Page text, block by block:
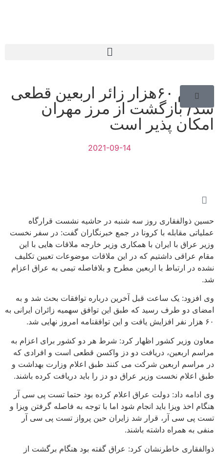
اعزام ۶۰هزار زائر اربعین قطعی
شد/ بازگشت از مرز مهران
امکان پذیر است
2021-09-14
حسین ذوالفقاری روز سه شنبه در حاشیه نشست قرارگاه
عملیاتی مقابله با کرونا در جمع خبرنگاران گفت: در سفر نخست
وزیر عراق با ایران با همکاری وزیر خارجه ملاقات هایی با این
مقام عراقی داشتیم که در این ملاقات موضوعات تعیین تکلیف
نشده در ارتباط با اربعین مطرح و بلافاصله تیمی به عراق اعزام
شد.
وی افزود: یک ساعت قبل آخرین درباره توافقات بحث شد و به
امضای دو طرف رسید که طبق این توافق سهمیه زائران ایرانی به
۶۰ هزار نفر افزایش یافت و این توافقنامه امروز نهایی شد.
معاون وزیر کشور اظهار کرد: شرط هر دو کشور برای اعزام به
مراسم اربعین، دریافت دو دز واکسن قطعی است و افرادی که
در مراسم اربعین شرکت می کنند طبق اعلام وزارت بهداشت و
طبق اعلام نخست وزیر عراق دو دز را باید دریافت کرده باشند.
وی ادامه داد: دولت عراق اعلام کرده بود حتما تست پی سی آر
هنگام اخذ ویزا باید انجام شود اما با توجه به فاصله گرفتن ویزا و
تست پی سی آر، قرار شد زایران حین پرواز تست پی سی آر
منفی به همراه داشته باشند.
ذوالفقاری خاطرنشان کرد: عراق گفته بود هنگام برگشت از